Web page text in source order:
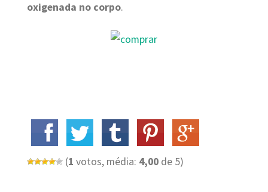
oxigenada no corpo.
(1 votos, média: 4,00de 5)